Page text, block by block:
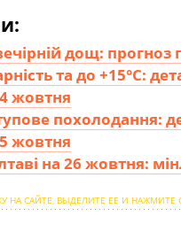
дощ:
та до +15°С:
жовтня
похолодання:
жовтня
на 26 жовтня:
САЙТЕ, ВЫДЕЛИТЕ ЕЕ И НАЖМИТЕ